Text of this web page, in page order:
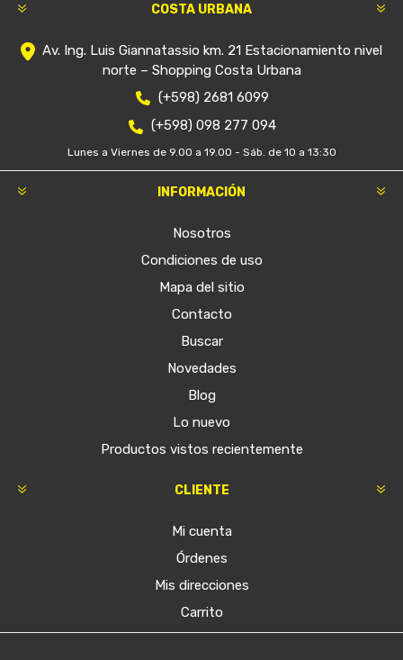
COSTA URBANA
Av. Ing. Luis Giannatassio km. 21 Estacionamiento nivel
norte – Shopping Costa Urbana
(+598) 2681 6099
(+598) 098 277 094
Lunes a Viernes de 9.00 a 19.00 - Sáb. de 10 a 13:30
INFORMACIÓN
Nosotros
Condiciones de uso
Mapa del sitio
Contacto
Buscar
Novedades
Blog
Lo nuevo
Productos vistos recientemente
CLIENTE
Mi cuenta
Órdenes
Mis direcciones
Carrito